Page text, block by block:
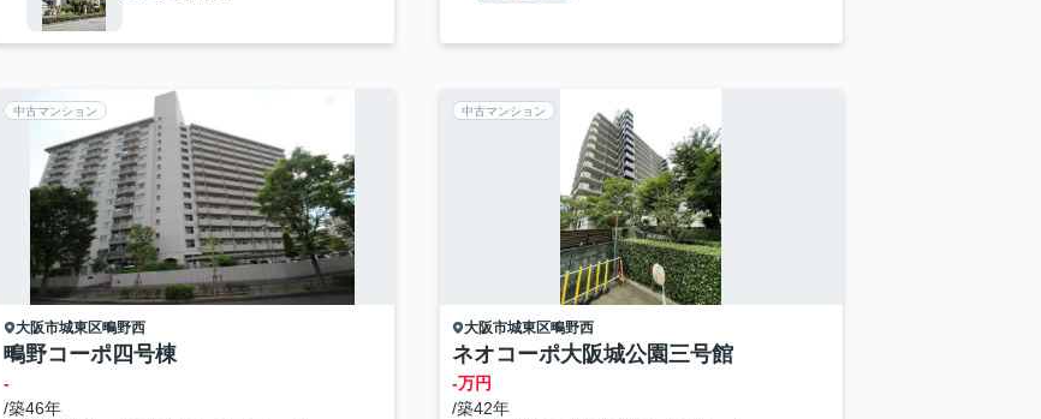
中古マンション
大阪市城東区鴫野西
鴫野コーポ四号棟
-
/築46年
中古マンション
大阪市城東区鴫野西
ネオコーポ大阪城公園三号館
-万円
/築42年